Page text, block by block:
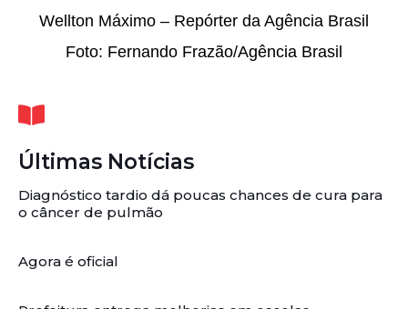
Wellton Máximo – Repórter da Agência Brasil
Foto: Fernando Frazão/Agência Brasil
Últimas Notícias
Diagnóstico tardio dá poucas chances de cura para
o câncer de pulmão
Agora é oficial